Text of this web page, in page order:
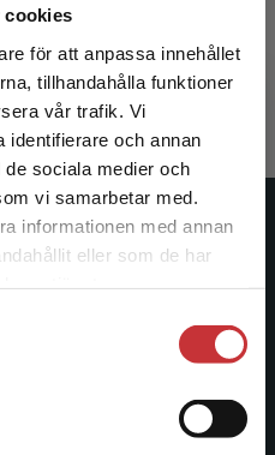
cookies
för att anpassa innehållet
tillhandahålla funktioner
vår trafik. Vi
identifierare och annan
sociala medier och
vi samarbetar med.
informationen med annan
eller som de har
enhet utanför Sverige.
utanför Sverige. För
måste
och är idag Sveriges
läromedel, kurslitteratur,
digitala